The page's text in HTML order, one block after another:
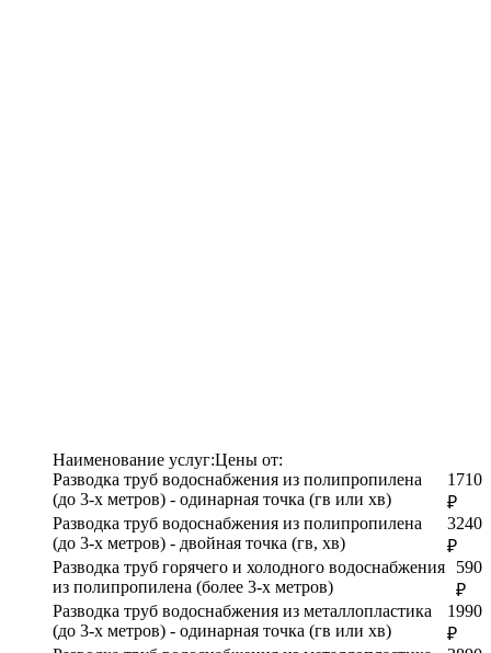
Наименование услуг:Цены от:
Разводка труб водоснабжения из полипропилена
(до 3-х метров) - одинарная точка (гв или хв)
1710
₽
Разводка труб водоснабжения из полипропилена
(до 3-х метров) - двойная точка (гв, хв)
3240
₽
Разводка труб горячего и холодного водоснабжения
из полипропилена (более 3-х метров)
590
₽
Разводка труб водоснабжения из металлопластика
(до 3-х метров) - одинарная точка (гв или хв)
1990
₽